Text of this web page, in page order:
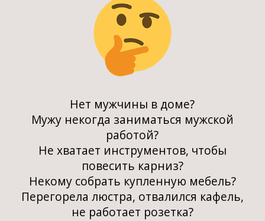
Нет мужчины в доме?
Мужу некогда заниматься мужской
работой?
Не хватает инструментов, чтобы
повесить карниз?
Некому собрать купленную мебель?
Перегорела люстра, отвалился кафель,
не работает розетка?